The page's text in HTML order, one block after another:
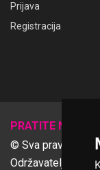
Prijava
Registracija
PRATITE NAS
© Sva prava
Održavatelj